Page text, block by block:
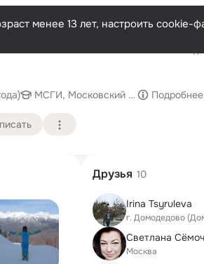
менее 13 лет, настроить cookie-
МСГИ, Московский социально-Подробнее
Друзья 10
Irina Tsyruleva
г. Домодедово
Москва